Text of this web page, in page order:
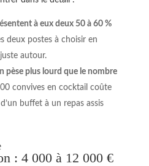
à eux deux 50 à 60 %
deux postes à choisir en
autour.
pèse plus lourd que le nombre
convives en cocktail coûte
buffet à un repas assis
: 4 000 à 12 000 €